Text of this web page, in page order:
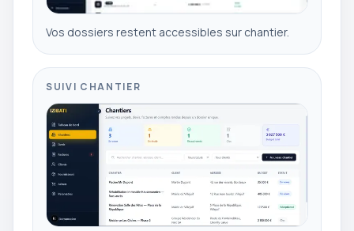
Vos dossiers restent accessibles sur chantier.
SUIVI CHANTIER